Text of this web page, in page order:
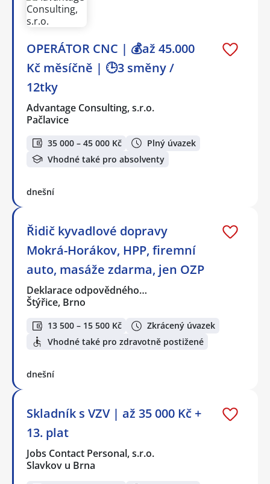
OPERÁTOR CNC | 💰až 45.000
Kč měsíčně | 🕒3 směny /
12tky
Advantage Consulting, s.r.o.
Pačlavice
35 000 – 45 000 Kč
Plný úvazek
Vhodné také pro absolventy
dnešní
Řidič kyvadlové dopravy
Mokrá-Horákov, HPP, firemní
auto, masáže zdarma, jen OZP
Deklarace odpovědného…
Štýřice, Brno
13 500 – 15 500 Kč
Zkrácený úvazek
Vhodné také pro zdravotně postižené
dnešní
Skladník s VZV | až 35 000 Kč +
13. plat
Jobs Contact Personal, s.r.o.
Slavkov u Brna